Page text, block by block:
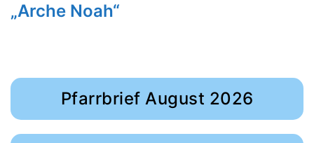
„Arche Noah“
Pfarrbrief August 2026